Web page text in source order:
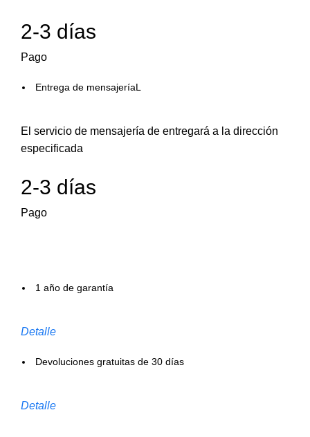
2-3 días
Pago
Entrega de mensajeríaL
El servicio de mensajería de entregará a la dirección
especificada
2-3 días
Pago
1 año de garantía
Detalle
Devoluciones gratuitas de 30 días
Detalle